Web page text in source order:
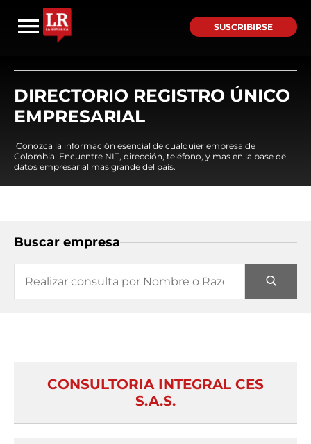
SUSCRIBIRSE
DIRECTORIO REGISTRO ÚNICO
EMPRESARIAL
¡Conozca la información esencial de cualquier empresa de
Colombia! Encuentre NIT, dirección, teléfono, y mas en la base de
datos empresarial mas grande del país.
Buscar empresa
CONSULTORIA INTEGRAL CES
S.A.S.